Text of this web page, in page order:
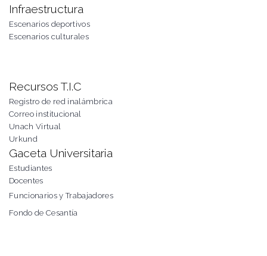
Infraestructura
Escenarios deportivos
Escenarios culturales
Recursos T.I.C
Registro de red inalámbrica
Correo institucional
Unach Virtual
Urkund
Gaceta Universitaria
Estudiantes
Docentes
Funcionarios y Trabajadores
Fondo de Cesantía